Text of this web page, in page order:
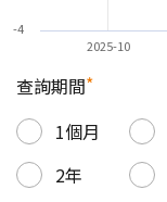
2025-10
-4
查詢期間*
1個月
2年